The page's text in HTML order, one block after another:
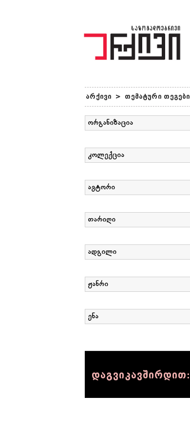
არქივი > თემატური თეგები
ორგანიზაცია
კოლექცია
ავტორი
თარიღი
ადგილი
ჟანრი
ენა
დაგვიკავშირდით: